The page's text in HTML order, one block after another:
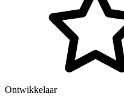
Ontwikkelaar